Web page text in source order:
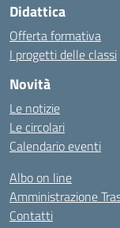
Didattica
Offerta formativa
I progetti delle classi
Novità
Le notizie
Le circolari
Calendario eventi
Albo on line
Amministrazione
Contatti